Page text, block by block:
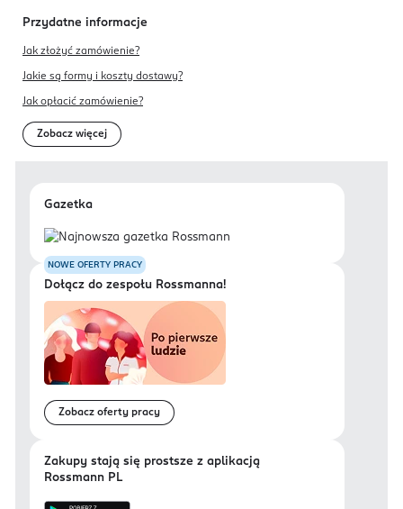
Przydatne informacje
Jak złożyć zamówienie?
Jakie są formy i koszty dostawy?
Jak opłacić zamówienie?
Zobacz więcej
Gazetka
NOWE OFERTY PRACY
Dołącz do zespołu Rossmanna!
Zobacz oferty pracy
Zakupy stają się prostsze z aplikacją
Rossmann PL